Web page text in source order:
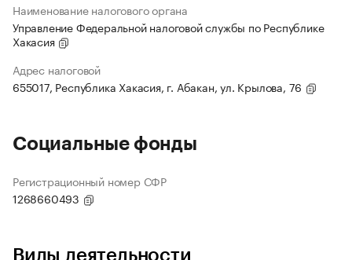
Наименование налогового органа
Управление Федеральной налоговой службы по Республике
Хакасия
Адрес налоговой
655017, Республика Хакасия, г. Абакан, ул. Крылова, 76
Социальные фонды
Регистрационный номер СФР
1268660493
Виды деятельности